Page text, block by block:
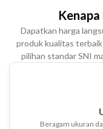
Kenapa
Dapatkan harga
produk kualitas
pilihan standar SNI
Beragam ukuran